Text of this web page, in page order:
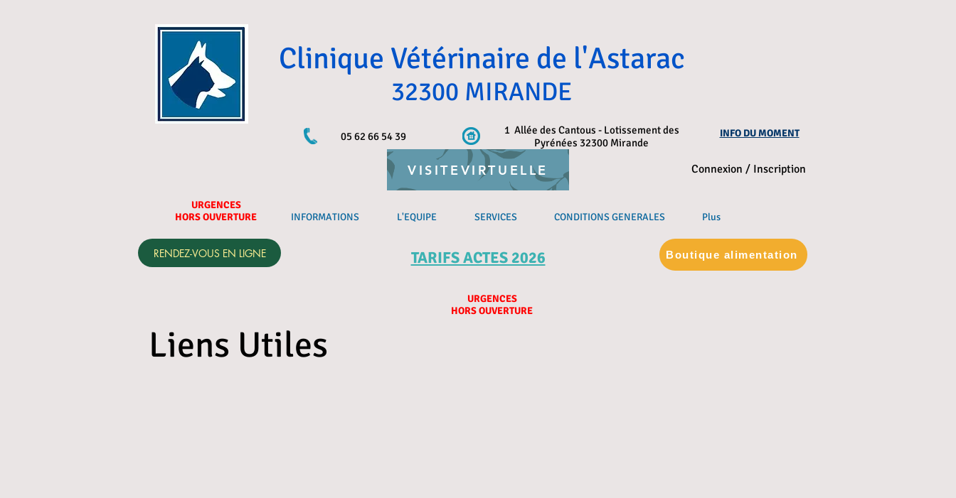
Clinique Vétérinaire de l'Astarac
32300 MIRANDE
1 Allée des Cantous - Lotissement des
Pyrénées 32300 Mirande
05 62 66 54 39 INFO DU MOMENT
Connexion / Inscription
VISITEVIRTUELLE
URGENCES
HORS OUVERTURE
INFORMATIONS L'EQUIPE SERVICES CONDITIONS GENERALES Plus
RENDEZ-VOUS EN LIGNE TARIFS ACTES 2026 Boutique alimentation
URGENCES
HORS OUVERTURE
Liens Utiles